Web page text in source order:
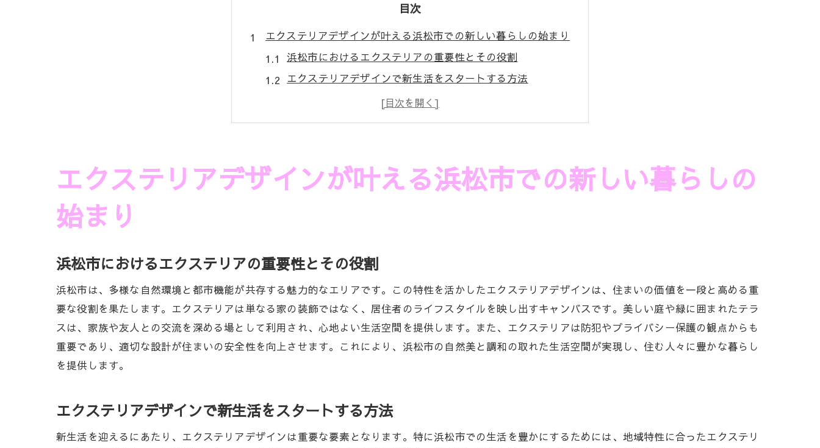
目次
エクステリアデザインが叶える浜松市での新しい暮らしの始まり
浜松市におけるエクステリアの重要性とその役割
エクステリアデザインで新生活をスタートする方法
浜松市の自然と調和するエクステリアデザインのポイント
快適な生活空間を実現するためのエクステリアアイディア
エクステリアで浜松市の生活を豊かにする提案
静岡県浜松市のエクステリア事例から学ぶ美と機能の融合
地域特性を活かしたエクステリアデザインのポイント
浜松市におけるエクステリアのトレンドとその背景
実例から学ぶエクステリアデザインの可能性
エクステリアのトレンドで浜松市の生活空間を快適に
最新のエクステリアトレンドを浜松市に導入する方法
トレンドを取り入れたエクステリアの実践方法
エクステリアトレンドがもたらす生活の変化
エクステリアデザインが叶える浜松市での新しい暮らしの
始まり
浜松市におけるエクステリアの重要性とその役割
浜松市は、多様な自然環境と都市機能が共存する魅力的なエリアです。この特性を活かしたエクステリアデザインは、住まいの価値を一段と高める重
要な役割を果たします。エクステリアは単なる家の装飾ではなく、居住者のライフスタイルを映し出すキャンバスです。美しい庭や緑に囲まれたテラ
スは、家族や友人との交流を深める場として利用され、心地よい生活空間を提供します。また、エクステリアは防犯やプライバシー保護の観点からも
重要であり、適切な設計が住まいの安全性を向上させます。これにより、浜松市の自然美と調和の取れた生活空間が実現し、住む人々に豊かな暮らし
を提供します。
エクステリアデザインで新生活をスタートする方法
新生活を迎えるにあたり、エクステリアデザインは重要な要素となります。特に浜松市での生活を豊かにするためには、地域特性に合ったエクステリ